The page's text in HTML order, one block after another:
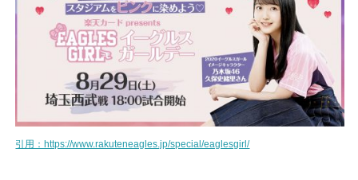
引用：https://www.rakuteneagles.jp/special/eaglesgirl/